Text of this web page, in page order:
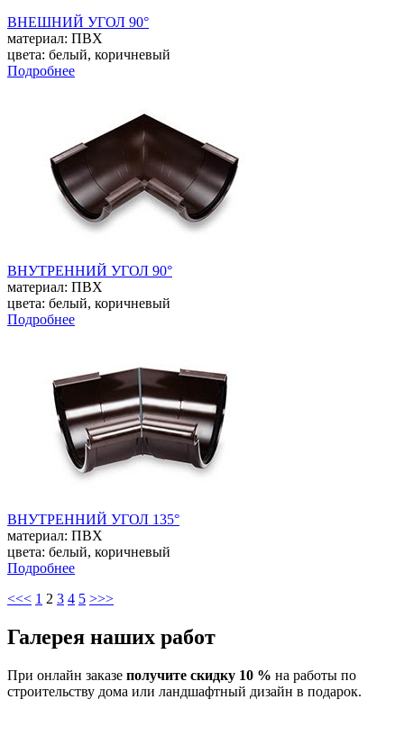
ВНЕШНИЙ УГОЛ 90°
материал: ПВХ
цвета: белый, коричневый
Подробнее
ВНУТРЕННИЙ УГОЛ 90°
материал: ПВХ
цвета: белый, коричневый
Подробнее
ВНУТРЕННИЙ УГОЛ 135°
материал: ПВХ
цвета: белый, коричневый
Подробнее
<<< 1 2 3 4 5 >>>
Галерея наших работ
При онлайн заказе получите скидку 10 % на работы по
строительству дома или ландшафтный дизайн в подарок.